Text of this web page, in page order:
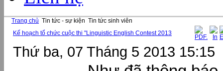
Trang chủ Tin tức - sự kiện Tin tức sinh viên
Kế hoạch tổ chức cuộc thi "Linguistic English Contest 2013
Thứ ba, 07 Tháng 5 2013 15:15